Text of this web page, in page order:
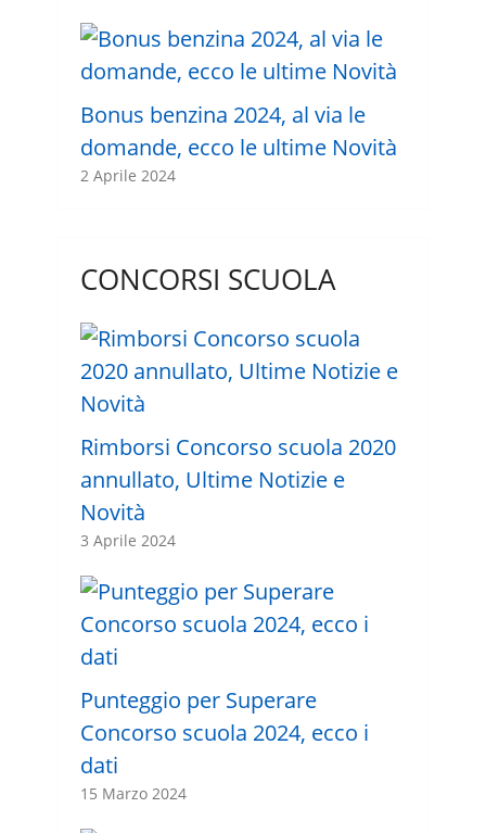
Bonus benzina 2024, al via le
domande, ecco le ultime Novità
2 Aprile 2024
CONCORSI SCUOLA
Rimborsi Concorso scuola 2020
annullato, Ultime Notizie e
Novità
3 Aprile 2024
Punteggio per Superare
Concorso scuola 2024, ecco i
dati
15 Marzo 2024